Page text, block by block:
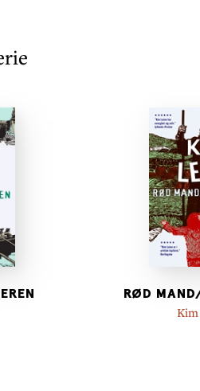
om begær og
RØD